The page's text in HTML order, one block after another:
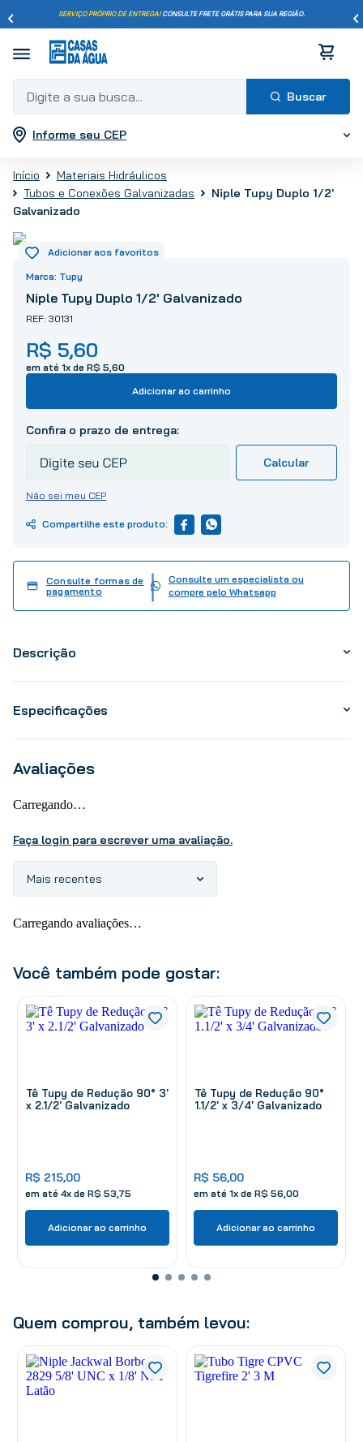
SERVIÇO PRÓPRIO DE ENTREGA!CONSULTE FRETE GRÁTIS PARA SUA REGIÃO.
Digite a sua busca...
Informe seu CEP
Materiais Hidráulicos
Tubos e Conexões Galvanizadas
Niple Tupy Duplo 1/2'
Galvanizado
Tupy
Niple Tupy Duplo 1/2' Galvanizado
30131
R$ 5,60
em até 1x de R$ 5 60
Adicionar ao carrinho
Não sei meu CEP
Consulte formas de
pagamento
Consulte um especialista ou
compre pelo Whatsapp
Descrição
Especificações
Avaliações
Carregando…
Faça login para escrever uma avaliação.
Mais recentes
Carregando avaliações…
Você também pode gostar:
Tê Tupy de Redução 90° 3'
x 2.1/2' Galvanizado
R$ 215,00
em até 4x de R$ 53 75
Adicionar ao carrinho
Tê Tupy de Redução 90°
1.1/2' x 3/4' Galvanizado
R$ 56,00
em até 1x de R$ 56 00
Adicionar ao carrinho
Quem comprou, também levou:
Termos mais buscados
2
porcelanato
3º
piso
5
º
vaso sanitário
6º
chuveiro
7º
cimento
8º
torneira
9º
telha
10º tinta